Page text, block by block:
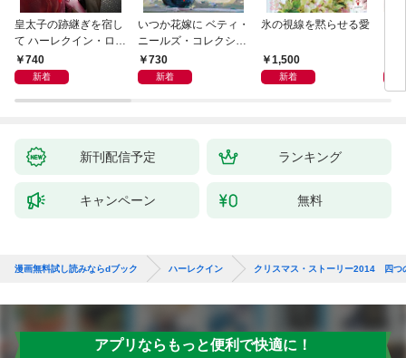
皇太子の跡継ぎを宿し
て ハーレクイン・ロマ
ンス～純潔のシンデレ
ラ～
740
新着
いつか花嫁に ベティ・
ニールズ・コレクショ
ン【ハーレクイン・マ
スターピース版】
730
新着
氷の視線を黙らせる愛
1,500
新着
新刊配信予定 ランキング
キャンペーン 無料
漫画無料試し読みならdブック ハーレクイン クリスマス・ストーリー2014 四つ
アプリならもっと便利で快適に！